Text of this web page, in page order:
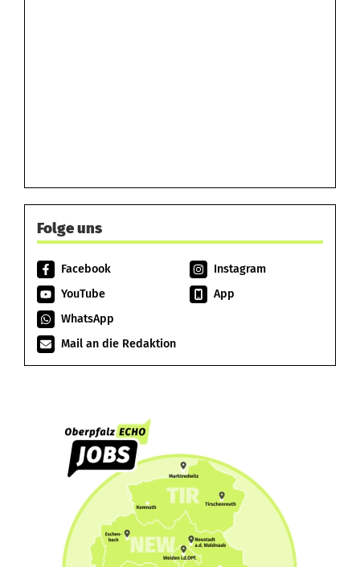
Folge uns
Facebook
Instagram
YouTube
App
WhatsApp
Mail an die Redaktion